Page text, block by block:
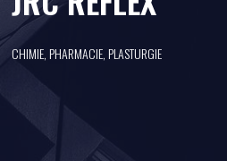
CHIMIE, PHARMACIE, PLASTURGIE